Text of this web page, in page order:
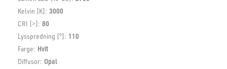
Kelvin [K]: 3000
CRI [>]: 80
Lysspredning [°]: 110
Farge: Hvit
Diffusor: Opal